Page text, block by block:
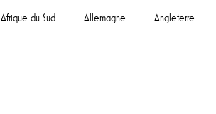
Afrique du Sud Allemagne Angleterre